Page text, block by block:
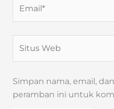
Simpan nama, email,
peramban ini untuk